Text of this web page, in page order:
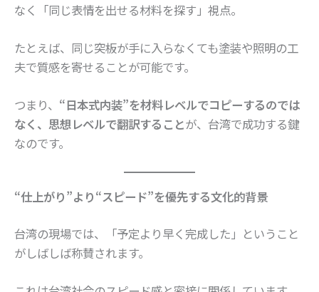
なく「同じ表情を出せる材料を探す」視点。
たとえば、同じ突板が手に入らなくても塗装や照明の工
夫で質感を寄せることが可能です。
つまり、 “日本式内装”を材料レベルでコピーするのでは
なく、思想レベルで翻訳することが、台湾で成功する鍵
なのです。
“仕上がり”より“スピード”を優先する文化的背景
台湾の現場では、「予定より早く完成した」ということ
がしばしば称賛されます。